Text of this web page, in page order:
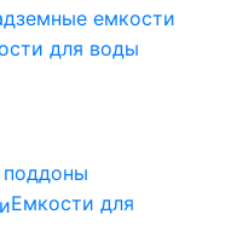
емкости
для воды
Емкости для